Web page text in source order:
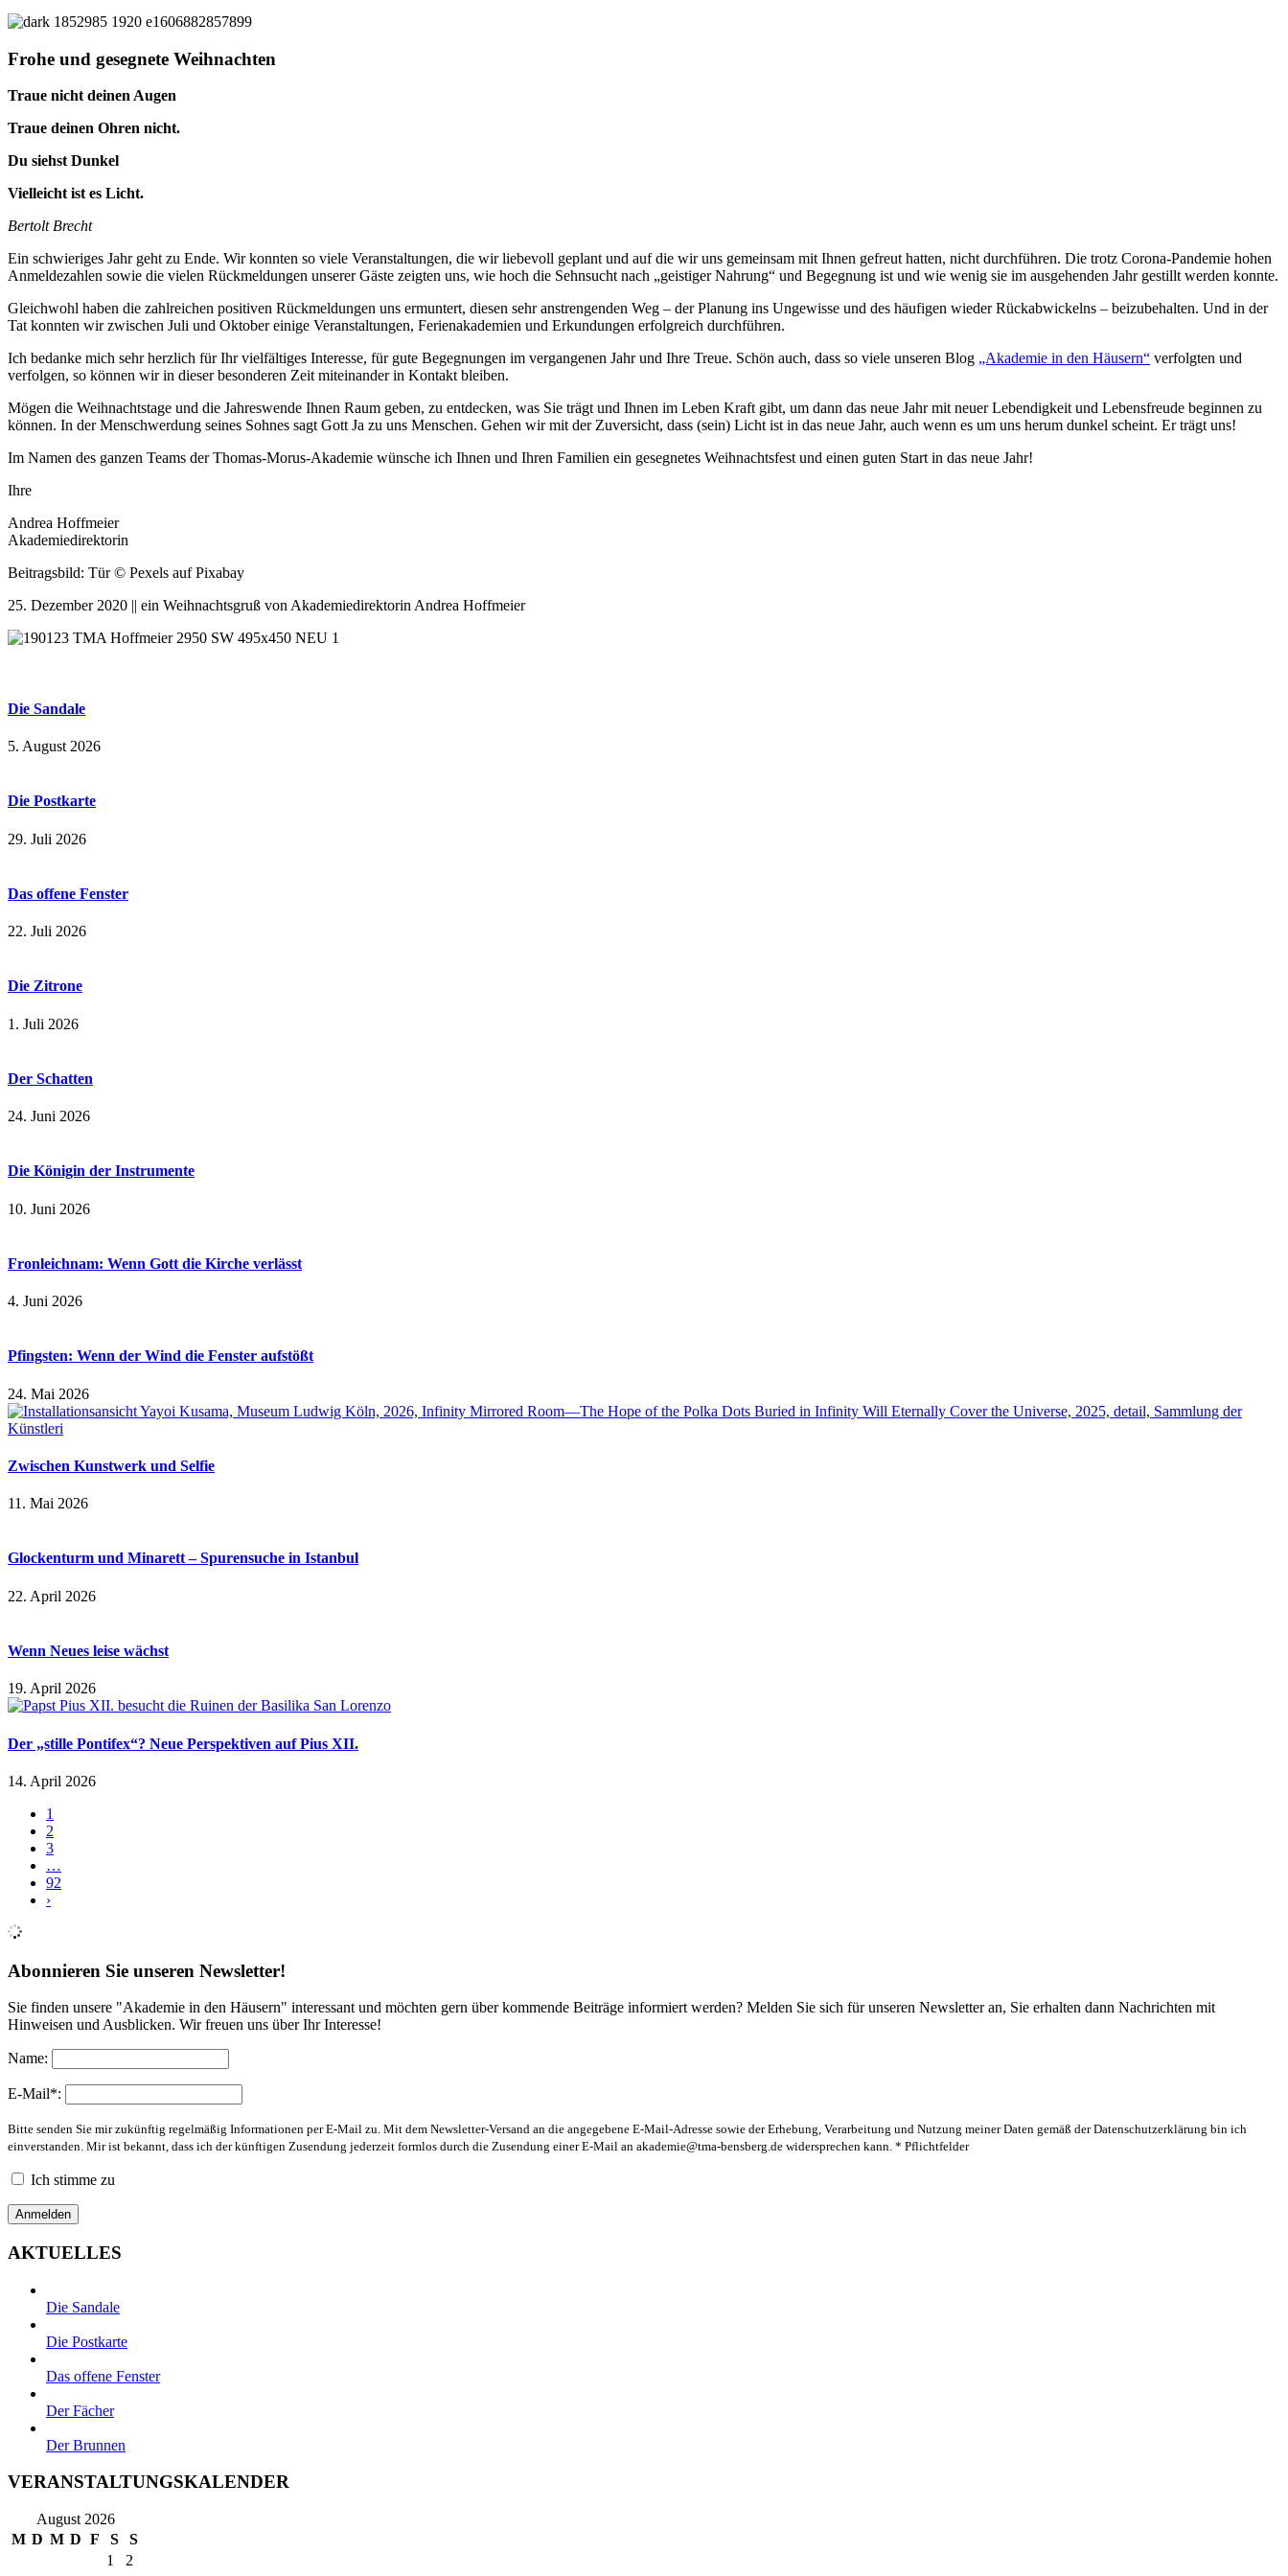
Frohe und gesegnete Weihnachten
Traue nicht deinen Augen
Traue deinen Ohren nicht.
Du siehst Dunkel
Vielleicht ist es Licht.
Bertolt Brecht
Ein schwieriges Jahr geht zu Ende. Wir konnten so viele Veranstaltungen, die wir liebevoll geplant und auf die wir uns gemeinsam mit Ihnen gefreut hatten, nicht durchführen. Die trotz Corona-Pandemie hohen
Anmeldezahlen sowie die vielen Rückmeldungen unserer Gäste zeigten uns, wie hoch die Sehnsucht nach „geistiger Nahrung“ und Begegnung ist und wie wenig sie im ausgehenden Jahr gestillt werden konnte.
Gleichwohl haben die zahlreichen positiven Rückmeldungen uns ermuntert, diesen sehr anstrengenden Weg – der Planung ins Ungewisse und des häufigen wieder Rückabwickelns – beizubehalten. Und in der
Tat konnten wir zwischen Juli und Oktober einige Veranstaltungen, Ferienakademien und Erkundungen erfolgreich durchführen.
Ich bedanke mich sehr herzlich für Ihr vielfältiges Interesse, für gute Begegnungen im vergangenen Jahr und Ihre Treue. Schön auch, dass so viele unseren Blog „Akademie in den Häusern“ verfolgten und
verfolgen, so können wir in dieser besonderen Zeit miteinander in Kontakt bleiben.
Mögen die Weihnachtstage und die Jahreswende Ihnen Raum geben, zu entdecken, was Sie trägt und Ihnen im Leben Kraft gibt, um dann das neue Jahr mit neuer Lebendigkeit und Lebensfreude beginnen zu
können. In der Menschwerdung seines Sohnes sagt Gott Ja zu uns Menschen. Gehen wir mit der Zuversicht, dass (sein) Licht ist in das neue Jahr, auch wenn es um uns herum dunkel scheint. Er trägt uns!
Im Namen des ganzen Teams der Thomas-Morus-Akademie wünsche ich Ihnen und Ihren Familien ein gesegnetes Weihnachtsfest und einen guten Start in das neue Jahr!
Ihre
Andrea Hoffmeier
Akademiedirektorin
Beitragsbild: Tür © Pexels auf Pixabay
25. Dezember 2020 || ein Weihnachtsgruß von Akademiedirektorin Andrea Hoffmeier
Die Sandale
5. August 2026
Die Postkarte
29. Juli 2026
Das offene Fenster
22. Juli 2026
Die Zitrone
1. Juli 2026
Der Schatten
24. Juni 2026
Die Königin der Instrumente
10. Juni 2026
Fronleichnam: Wenn Gott die Kirche verlässt
4. Juni 2026
Pfingsten: Wenn der Wind die Fenster aufstößt
24. Mai 2026
Zwischen Kunstwerk und Selfie
11. Mai 2026
Glockenturm und Minarett – Spurensuche in Istanbul
22. April 2026
Wenn Neues leise wächst
19. April 2026
Der „stille Pontifex“? Neue Perspektiven auf Pius XII.
14. April 2026
1
2
3
…
92
›
Abonnieren Sie unseren Newsletter!
Sie finden unsere "Akademie in den Häusern" interessant und möchten gern über kommende Beiträge informiert werden? Melden Sie sich für unseren Newsletter an, Sie erhalten dann Nachrichten mit
Hinweisen und Ausblicken. Wir freuen uns über Ihr Interesse!
Name:
E-Mail*:
Bitte senden Sie mir zukünftig regelmäßig Informationen per E-Mail zu. Mit dem Newsletter-Versand an die angegebene E-Mail-Adresse sowie der Erhebung, Verarbeitung und Nutzung meiner Daten gemäß der Datenschutzerklärung bin ich
einverstanden. Mir ist bekannt, dass ich der künftigen Zusendung jederzeit formlos durch die Zusendung einer E-Mail an akademie@tma-bensberg.de widersprechen kann. * Pflichtfelder
Ich stimme zu
AKTUELLES
Die Sandale
Die Postkarte
Das offene Fenster
Der Fächer
Der Brunnen
VERANSTALTUNGSKALENDER
August 2026
M D M D F S
S
1
2